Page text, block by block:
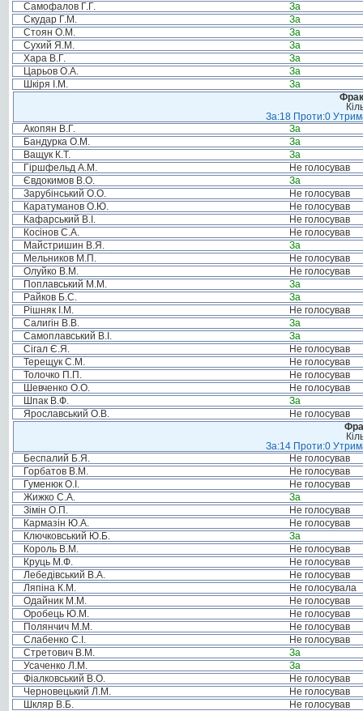
Самофалов Г.Г.
За
Скудар Г.М.
За
Стоян О.М.
За
Сухий Я.М.
За
Хара В.Г.
За
Царьов О.А.
За
Шкіря І.М.
За
За:18 Проти:0
Акопян В.Г.
За
Бандурка О.М.
За
Ващук К.Т.
За
Гіршфельд А.М.
Не голосував
Євдокимов В.О.
За
Зарубінський О.О.
Не голосував
Каратуманов О.Ю.
Не голосував
Кафарський В.І.
Не голосував
Косінов С.А.
Не голосував
Майстришин В.Я.
За
Мельников М.П.
Не голосував
Олуйко В.М.
Не голосував
Поплавський М.М.
За
Райков Б.С.
За
Рішняк І.М.
Не голосував
Салигін В.В.
За
Самоплавський В.І.
За
Сігал Є.Я.
Не голосував
Терещук С.М.
Не голосував
Толочко П.П.
Не голосував
Шевченко О.О.
Не голосував
Шпак В.Ф.
За
Ярославський О.В.
Не голосував
За:14 Проти:0
Беспалий Б.Я.
Не голосував
Горбатов В.М.
Не голосував
Гуменюк О.І.
Не голосував
Жижко С.А.
За
Зімін О.П.
Не голосував
Кармазін Ю.А.
Не голосував
Ключковський Ю.Б.
За
Король В.М.
Не голосував
Круць М.Ф.
Не голосував
Лебедівський В.А.
Не голосував
Ляпіна К.М.
Не голосувала
Одайник М.М.
Не голосував
Оробець Ю.М.
Не голосував
Полянчич М.М.
Не голосував
Слабенко С.І.
Не голосував
Стретович В.М.
За
Усаченко Л.М.
За
Фіалковський В.О.
Не голосував
Черновецький Л.М.
Не голосував
Шкляр В.Б.
Не голосував